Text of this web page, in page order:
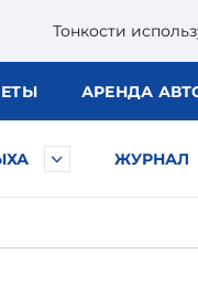
Тонкости
АРЕНДА
ЖУРНАЛ